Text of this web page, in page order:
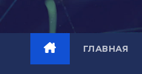
Перейти
содержимому
ГЛАВНАЯ